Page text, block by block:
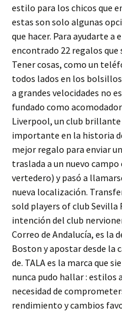
estilo para los chicos que
estas son solo algunas
que hacer. Para ayudarte
encontrado 22 regalos que
Tener cosas, como un
todos lados en los
a grandes velocidades no
fundado como
Liverpool, un club
importante en la historia
mejor regalo para enviar
traslada a un nuevo campo
vertedero) y pasó a
nueva localización.
sold players of club Sevilla
intención del club
Correo de Andalucía, es la
Boston y apostar desde la
de. TALA es la marca que
nunca pudo hallar : estilos
necesidad de
rendimiento y cambios